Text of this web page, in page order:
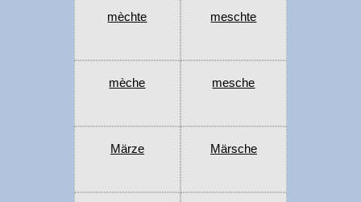
mèchte meschte
mèche mesche
Märze Märsche